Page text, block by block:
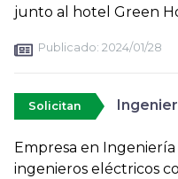
junto al hotel Green
Publicado: 2024/01/28
Solicitan
Empresa en
ingenieros eléctricos